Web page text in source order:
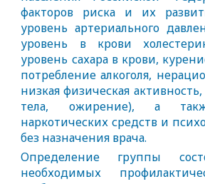
факторов риска и их
уровень артериального
уровень в крови
уровень сахара в крови,
потребление алкоголя,
низкая физическая
тела, ожирение), а
наркотических средств и
без назначения врача.
Определение группы
необходимых